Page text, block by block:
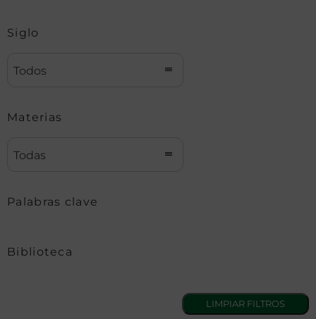
Siglo
Todos
Materias
Todas
Palabras clave
Biblioteca